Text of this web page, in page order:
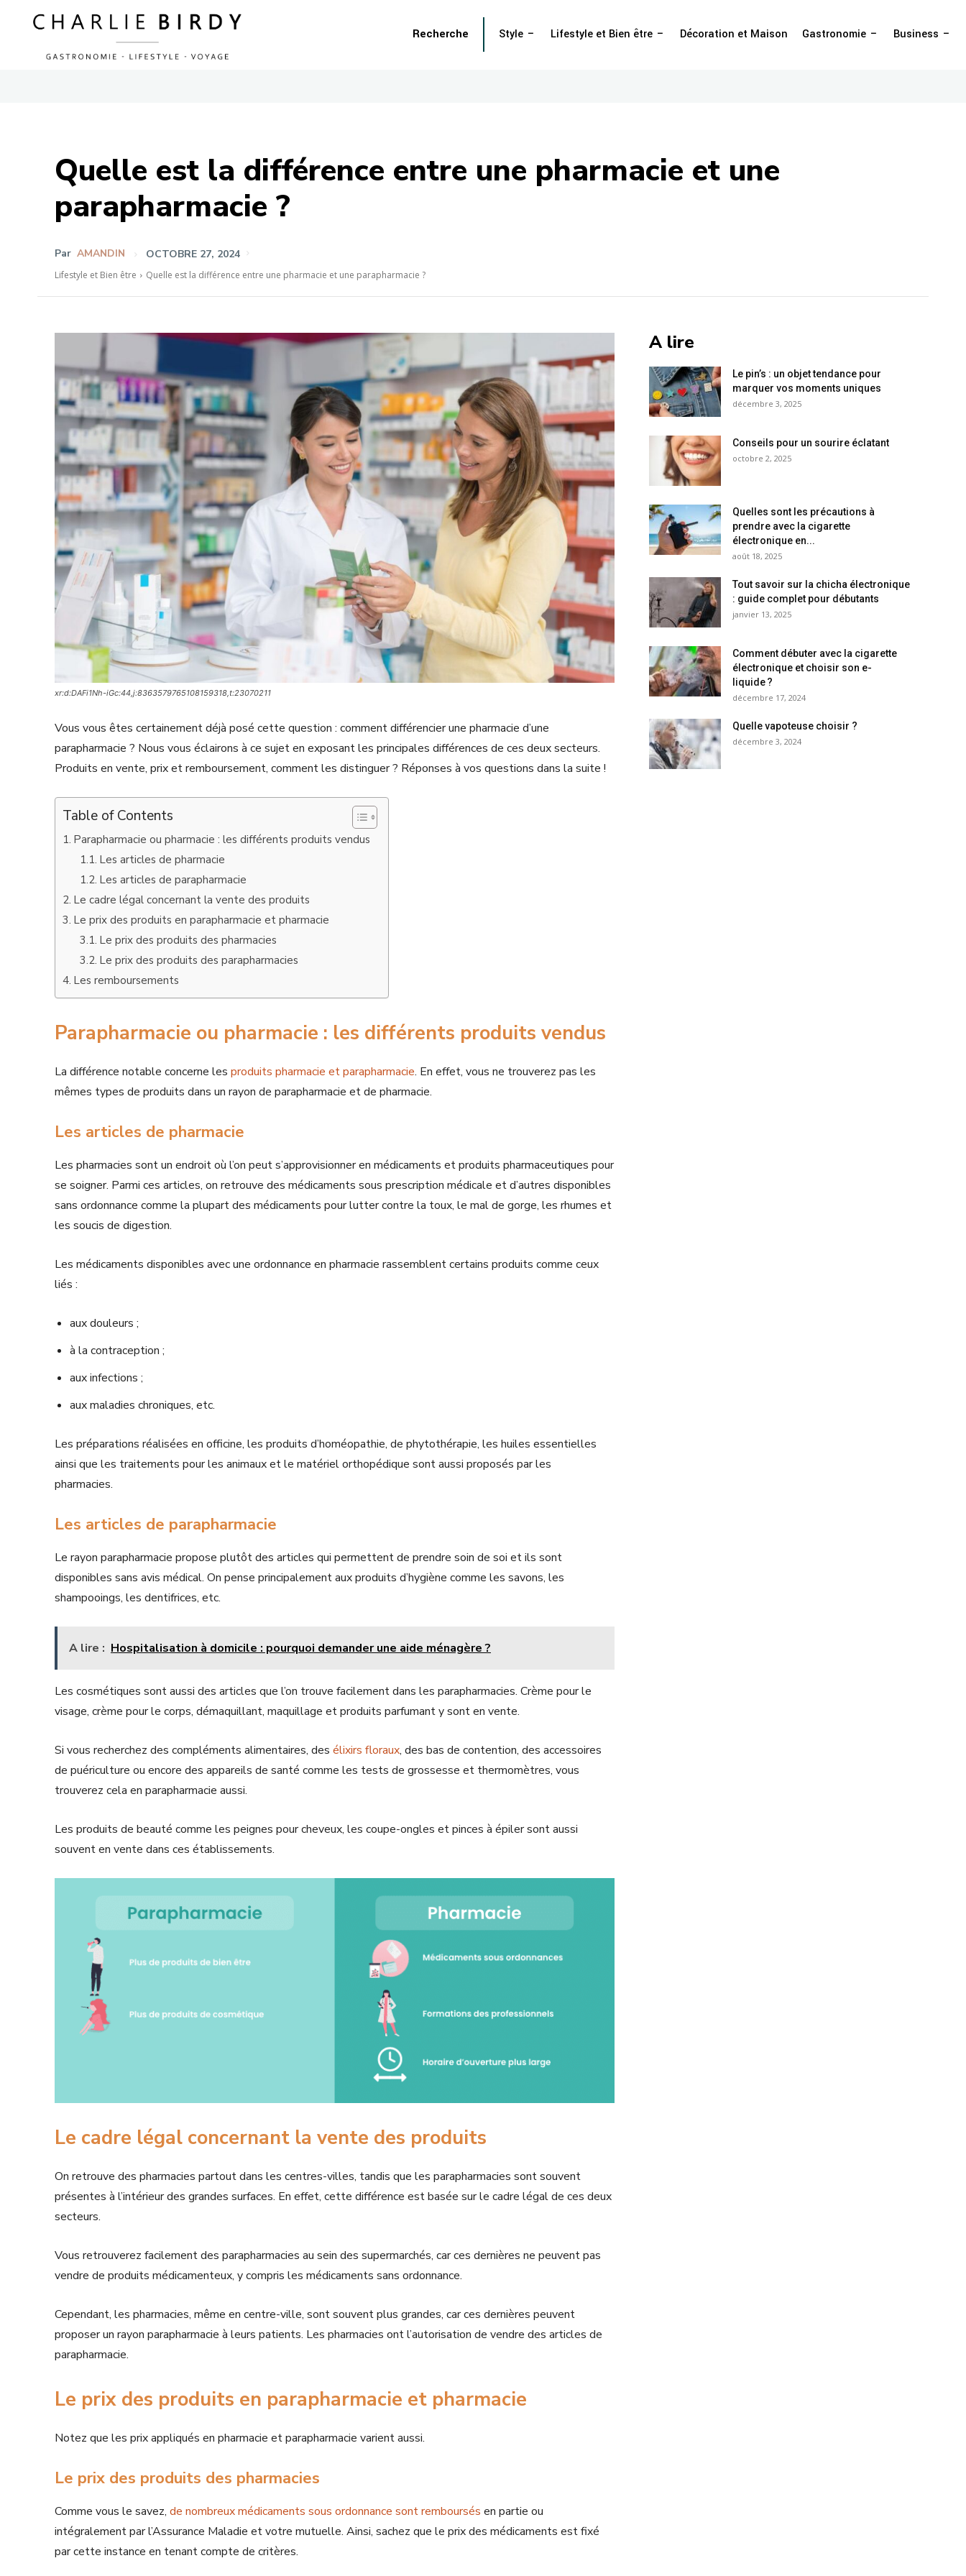
Style Lifestyle et Bien être Décoration et Maison Gastronomie Business
Recherche
Quelle est la différence entre une pharmacie et une
parapharmacie ?
Par AMANDIN OCTOBRE 27, 2024
Lifestyle et Bien être Quelle est la différence entre une pharmacie et une parapharmacie ?
xr:d:DAFi1Nh-iGc:44,j:8363579765108159318,t:23070211
Vous vous êtes certainement déjà posé cette question : comment différencier une pharmacie d’une
parapharmacie ? Nous vous éclairons à ce sujet en exposant les principales différences de ces deux secteurs.
Produits en vente, prix et remboursement, comment les distinguer ? Réponses à vos questions dans la suite !
Table of Contents
Parapharmacie ou pharmacie : les différents produits vendus
Les articles de pharmacie
Les articles de parapharmacie
Le cadre légal concernant la vente des produits
Le prix des produits en parapharmacie et pharmacie
Le prix des produits des pharmacies
Le prix des produits des parapharmacies
Les remboursements
Parapharmacie ou pharmacie : les différents produits vendus
La différence notable concerne les produits pharmacie et parapharmacie. En effet, vous ne trouverez pas les
mêmes types de produits dans un rayon de parapharmacie et de pharmacie.
Les articles de pharmacie
Les pharmacies sont un endroit où l’on peut s’approvisionner en médicaments et produits pharmaceutiques pour
se soigner. Parmi ces articles, on retrouve des médicaments sous prescription médicale et d’autres disponibles
sans ordonnance comme la plupart des médicaments pour lutter contre la toux, le mal de gorge, les rhumes et
les soucis de digestion.
Les médicaments disponibles avec une ordonnance en pharmacie rassemblent certains produits comme ceux
liés :
aux douleurs ;
à la contraception ;
aux infections ;
aux maladies chroniques, etc.
Les préparations réalisées en officine, les produits d’homéopathie, de phytothérapie, les huiles essentielles
ainsi que les traitements pour les animaux et le matériel orthopédique sont aussi proposés par les
pharmacies.
Les articles de parapharmacie
Le rayon parapharmacie propose plutôt des articles qui permettent de prendre soin de soi et ils sont
disponibles sans avis médical. On pense principalement aux produits d’hygiène comme les savons, les
shampooings, les dentifrices, etc.
A lire : Hospitalisation à domicile : pourquoi demander une aide ménagère ?
Les cosmétiques sont aussi des articles que l’on trouve facilement dans les parapharmacies. Crème pour le
visage, crème pour le corps, démaquillant, maquillage et produits parfumant y sont en vente.
Si vous recherchez des compléments alimentaires, des élixirs floraux, des bas de contention, des accessoires
de puériculture ou encore des appareils de santé comme les tests de grossesse et thermomètres, vous
trouverez cela en parapharmacie aussi.
Les produits de beauté comme les peignes pour cheveux, les coupe-ongles et pinces à épiler sont aussi
souvent en vente dans ces établissements.
Le cadre légal concernant la vente des produits
On retrouve des pharmacies partout dans les centres-villes, tandis que les parapharmacies sont souvent
présentes à l’intérieur des grandes surfaces. En effet, cette différence est basée sur le cadre légal de ces deux
secteurs.
Vous retrouverez facilement des parapharmacies au sein des supermarchés, car ces dernières ne peuvent pas
vendre de produits médicamenteux, y compris les médicaments sans ordonnance.
Cependant, les pharmacies, même en centre-ville, sont souvent plus grandes, car ces dernières peuvent
proposer un rayon parapharmacie à leurs patients. Les pharmacies ont l’autorisation de vendre des articles de
parapharmacie.
Le prix des produits en parapharmacie et pharmacie
Notez que les prix appliqués en pharmacie et parapharmacie varient aussi.
Le prix des produits des pharmacies
Comme vous le savez, de nombreux médicaments sous ordonnance sont remboursés en partie ou
intégralement par l’Assurance Maladie et votre mutuelle. Ainsi, sachez que le prix des médicaments est fixé
par cette instance en tenant compte de critères.
A lire
Le pin’s : un objet tendance pour
marquer vos moments uniques
décembre 3, 2025
Conseils pour un sourire éclatant
octobre 2, 2025
Quelles sont les précautions à
prendre avec la cigarette
électronique en...
août 18, 2025
Tout savoir sur la chicha électronique
: guide complet pour débutants
janvier 13, 2025
Comment débuter avec la cigarette
électronique et choisir son e-
liquide ?
décembre 17, 2024
Quelle vapoteuse choisir ?
décembre 3, 2024